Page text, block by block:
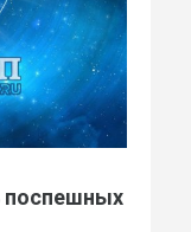
поспешных